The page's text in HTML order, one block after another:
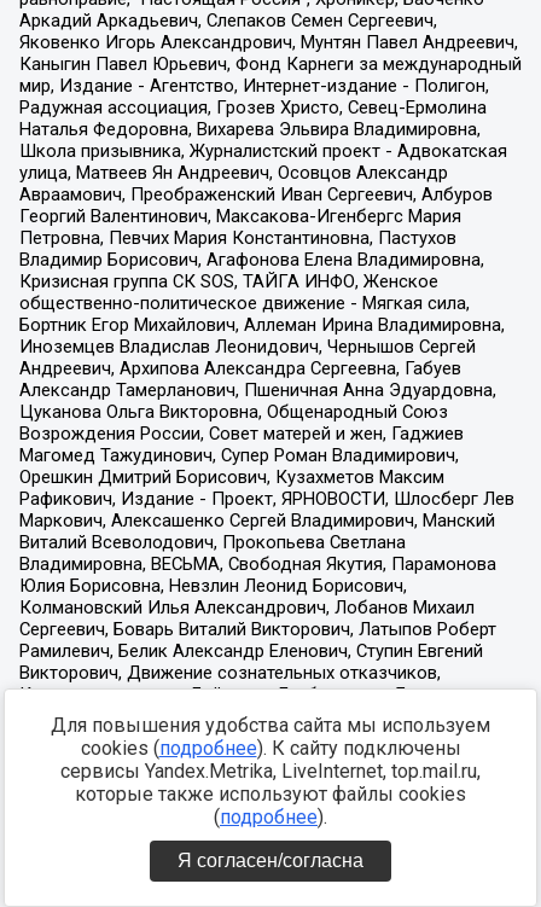
Для повышения удобства сайта мы используем
cookies (подробнее). К сайту подключены
сервисы Yandex.Metrika, LiveInternet, top.mail.ru,
которые также используют файлы cookies
(подробнее).
Я согласен/согласна